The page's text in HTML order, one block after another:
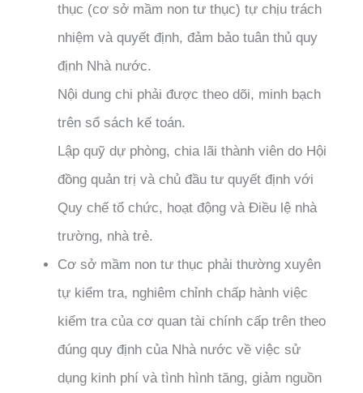
thục (cơ sở mầm non tư thục) tự chịu trách
nhiệm và quyết định, đảm bảo tuân thủ quy
định Nhà nước.
Nội dung chi phải được theo dõi, minh bạch
trên sổ sách kế toán.
Lập quỹ dự phòng, chia lãi thành viên do Hội
đồng quản trị và chủ đầu tư quyết định với
Quy chế tổ chức, hoạt động và Điều lệ nhà
trường, nhà trẻ.
Cơ sở mầm non tư thục phải thường xuyên
tự kiểm tra, nghiêm chỉnh chấp hành việc
kiểm tra của cơ quan tài chính cấp trên theo
đúng quy định của Nhà nước về việc sử
dụng kinh phí và tình hình tăng, giảm nguồn